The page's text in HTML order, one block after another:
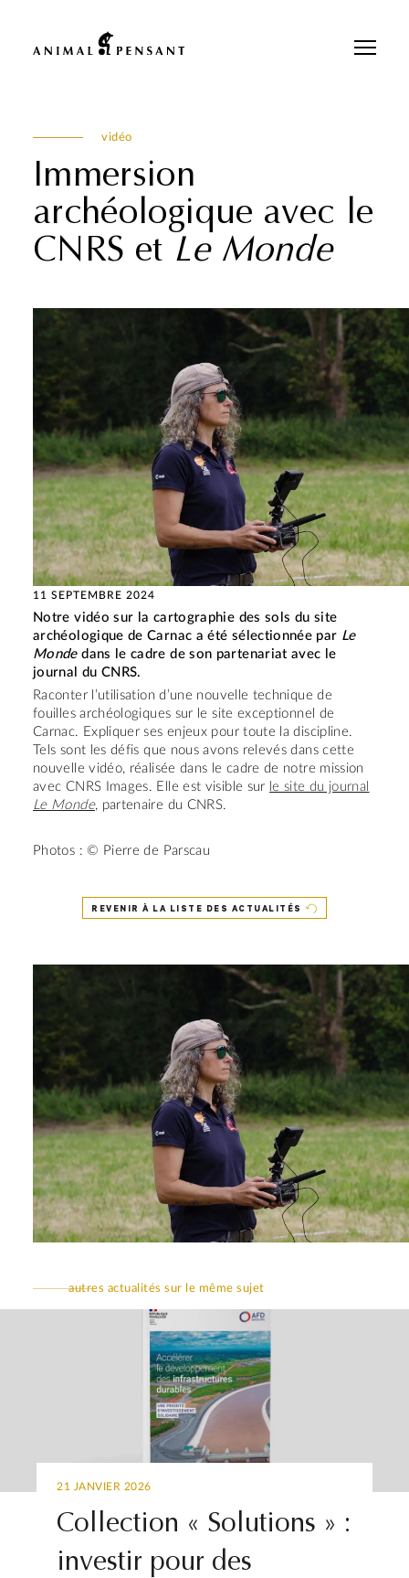
vidéo
Immersion
archéologique avec le
CNRS et Le Monde
11 SEPTEMBRE 2024
Notre vidéo sur la cartographie des sols du site
archéologique de Carnac a été sélectionnée par Le
Mondedans le cadre de son partenariat avec le
journal du CNRS.
Raconter l’utilisation d’une nouvelle technique de
fouilles archéologiques sur le site exceptionnel de
Carnac. Expliquer ses enjeux pour toute la discipline.
Tels sont les défis que nous avons relevés dans cette
nouvelle vidéo, réalisée dans le cadre de notre mission
avec CNRS Images. Elle est visible sur le site du journal
Le Monde, partenaire du CNRS.
Photos : © Pierre de Parscau
REVENIR À LA LISTE DES ACTUALITÉS
autres actualités sur le même sujet
21 JANVIER 2026
Collection « Solutions » :
investir pour des